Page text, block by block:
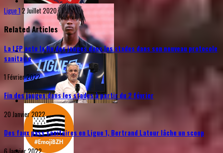
Ligue 12 Juillet 2020
Related Articles
La LFP acte la fin des jauges dans les stades dans son nouveau protocole
sanitaire
1 Février 2022
Fin des jauges dans les stades à partir du 2 février
20 Janvier 2022
Des faux pass sanitaires en Ligue 1, Bertrand Latour lâche un scoop